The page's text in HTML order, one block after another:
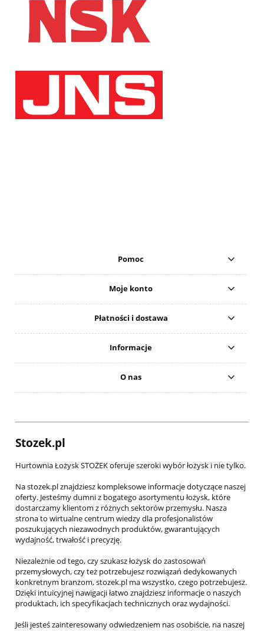
Pomoc
Moje konto
Płatności i dostawa
Informacje
O nas
Stozek.pl
Hurtownia Łożysk STOŻEK oferuje szeroki wybór łożysk i nie tylko.
Na stozek.pl znajdziesz kompleksowe informacje dotyczące naszej
oferty. Jesteśmy dumni z bogatego asortymentu łożysk, które
dostarczamy klientom z różnych sektorów przemysłu. Nasza
strona to wirtualne centrum wiedzy dla profesjonalistów
poszukujących niezawodnych produktów, gwarantujących
wydajność, trwałość i precyzję.
Niezależnie od tego, czy szukasz łożysk do zastosowań
przemysłowych, czy też potrzebujesz rozwiązań dedykowanych
konkretnym branżom, stozek.pl ma wszystko, czego potrzebujesz.
Dzięki intuicyjnej nawigacji łatwo znajdziesz informacje o naszych
produktach, ich specyfikacjach technicznych oraz wydajności.
Jeśli jesteś zainteresowany odwiedzeniem nas osobiście, na naszej